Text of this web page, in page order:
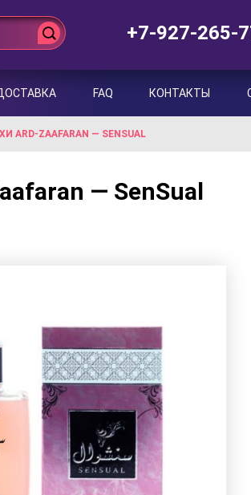
+7-927-265-
FAQ КОНТАКТЫ
ARD-ZAAFARAN — SENSUAL
— SenSual